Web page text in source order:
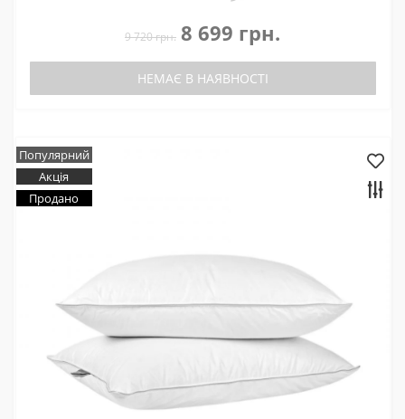
9 720 грн. 8 699 грн.
НЕМАЄ В НАЯВНОСТІ
Популярний
Акція
Продано